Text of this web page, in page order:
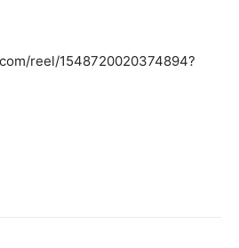
reel/1548720020374894?